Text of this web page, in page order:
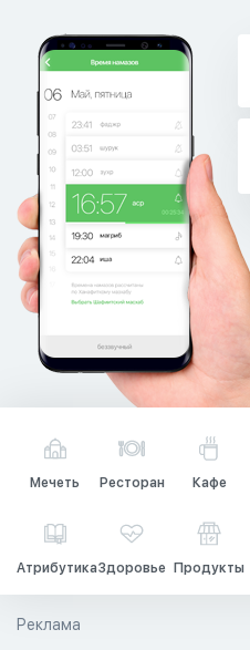
Мечеть Ресторан Кафе
АтрибутикаЗдоровье Продукты
Реклама